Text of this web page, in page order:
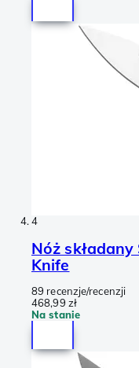
4
Nóż składany
Knife
89 recenzje/recenzji
468,99 zł
Na stanie